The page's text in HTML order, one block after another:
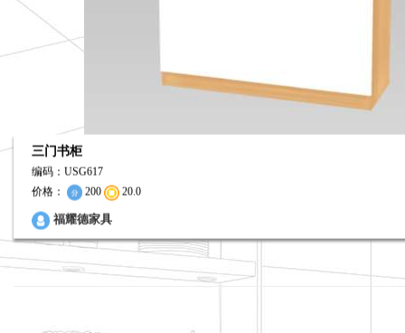
三门书柜
编码：USG617
价格：
200 20.0
福耀德家具